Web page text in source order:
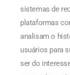
sistemas de
plataformas
analisam o
usuários para
ser do